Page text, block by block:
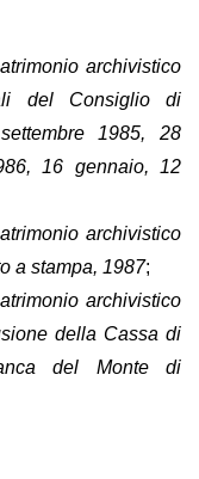
archivistico
del Consiglio di
1985, 28
16 gennaio, 12
archivistico
a stampa, 1987;
archivistico
della Cassa di
del Monte di